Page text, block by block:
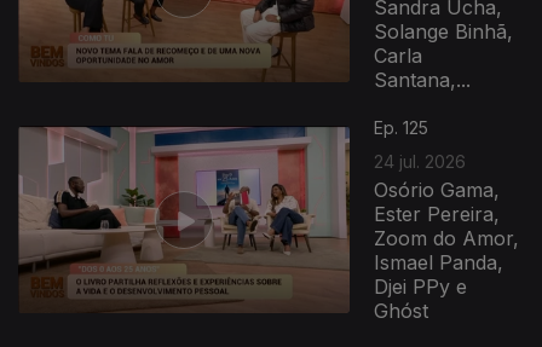
Sandra Ucha,
Solange Binhã,
Carla
Santana,...
Ep. 125
24 jul. 2026
Osório Gama,
Ester Pereira,
Zoom do Amor,
Ismael Panda,
Djei PPy e
Ghóst